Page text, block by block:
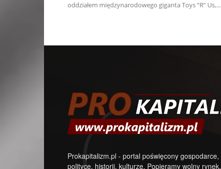
oddziałem międzynarodowego giganta Toys “R” Us,...
Prokapitalizm.pl - portal poświęcony gospodarce,
polityce, historii, kulturze. Popieramy wolny rynek,